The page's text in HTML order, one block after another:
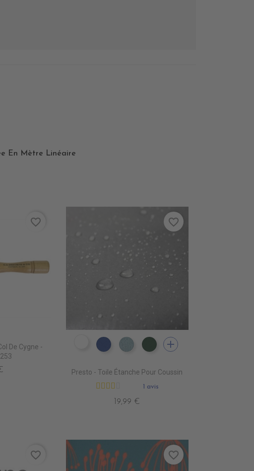
En Mètre Linéaire
De Cygne -
favorite_border
DW0001 NAVY
DW0005 ROYAL
DW0009 BORDEAUX
DW0002 FORET
add
Presto - Toile Étanche Pour Coussin
1 avis
19,99 €
favorite_border
favorite_border favorite_border